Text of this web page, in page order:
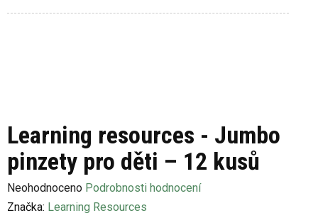
Learning resources - Jumbo
pinzety pro děti – 12 kusů
Průměrné
hodnocení
Neohodnoceno Podrobnosti hodnocení
Značka: Learning Resources